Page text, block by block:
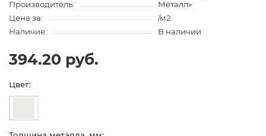
Производитель:
Металл»
Цена за:
/м2
Наличие:
В наличии
394.20 руб.
Цвет: